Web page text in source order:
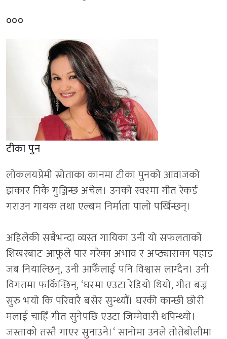
०००
टीका पुन
लोकलयप्रेमी स्रोताका कानमा टीका पुनको आवाजको
झंकार निकै गुञ्जिन्छ अचेल। उनको स्वरमा गीत रेकर्ड
गराउन गायक तथा एल्बम निर्माता पालो पर्खिन्छन्।
अहिलेकी सबैभन्दा व्यस्त गायिका उनी यो सफलताको
शिखरबाट आफूले पार गरेका अभाव र अप्ठ्याराका पहाड
जब नियाल्छिन्,उनी आफैँलाई पनि विश्वास लाग्दैन। उनी
विगतमा फर्किन्छिन्, ‘घरमा एउटा रेडियो थियो,गीत बज्न
सुरु भयो कि परिवारै बसेर सुन्थ्यौँ। घरकी कान्छी छोरी
मलाई चाहिँ गीत सुनेपछि एउटा जिम्मेवारी थपिन्थ्यो।
जस्ताको तस्तै गाएर सुनाउने।‘सानोमा उनले तोतेबोलीमा